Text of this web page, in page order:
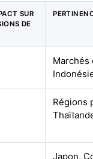
SUR
DE
Marchés
Régions
Japon,